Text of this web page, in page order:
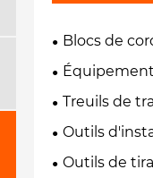
Blocs de
Treuils de
Outils
Outils de